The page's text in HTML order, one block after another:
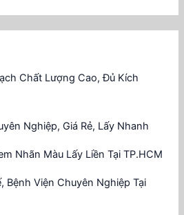
Chất Lượng Cao, Đủ Kích
Nghiệp, Giá Rẻ, Lấy Nhanh
Nhãn Màu Lấy Liền Tại TP.HCM
Bệnh Viện Chuyên Nghiệp Tại